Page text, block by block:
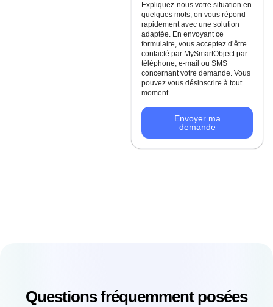
Expliquez-nous votre situation en
quelques mots, on vous répond
rapidement avec une solution
adaptée. En envoyant ce
formulaire, vous acceptez d’être
contacté par MySmartObject par
téléphone, e-mail ou SMS
concernant votre demande. Vous
pouvez vous désinscrire à tout
moment.
Envoyer ma
demande
Questions fréquemment posées